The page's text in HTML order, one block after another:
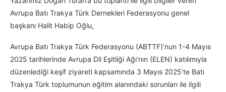
Avrupa Batı Trakya Türk Dernekleri Federasyonu genel
başkanı Halit Habip Oğlu,
Avrupa Batı Trakya Türk Federasyonu (ABTTF)’nun 1-4 Mayıs
2025 tarihlerinde Avrupa Dil Eşitliği Ağı’nın (ELEN) katılımıyla
düzenlediği keşif ziyareti kapsamında 3 Mayıs 2025’te Batı
Trakya Türk toplumunun eğitim alanındaki sorunları ile ilgili